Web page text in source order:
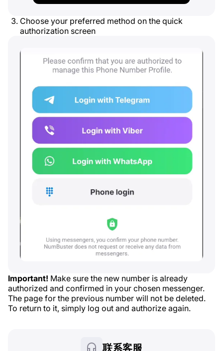
Choose your preferred method on the quick
authorization screen
Important! Make sure the new number is already
authorized and confirmed in your chosen messenger.
The page for the previous number will not be deleted.
To return to it, simply log out and authorize again.
联系客服